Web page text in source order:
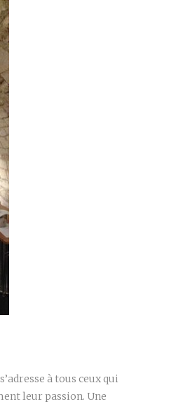
à tous ceux qui
leur passion. Une